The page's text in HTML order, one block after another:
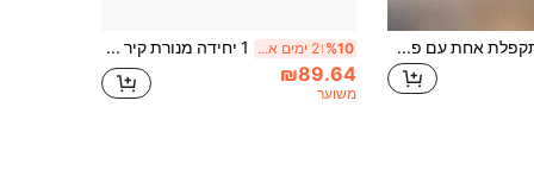
מנורת שולחן מתקפלת אחת עם פס, מנורת לילה מודרנית עם אהיל בצבע קפה, אור LED חם, מתאים לחדר שינה, סלון, חדר עבודה ביתי, קישוט החדר, עיצוב הבית. %10 2 ימים אחרונים 1 יחידה מנורת קיר ארוגה בנייר וינטג', עיצוב בית חווה כפרי בסגנון דרום מזרח אסיה, פמוט קיר יצירתי מעץ וקש עם מתג שרשרת משיכה (גוף מנורה בלבד, נורה לא כלול)
₪89.64
משוער